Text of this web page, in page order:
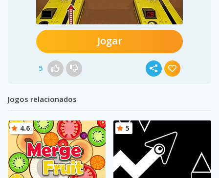
Jogar
5
Jogos relacionados
4.6 5